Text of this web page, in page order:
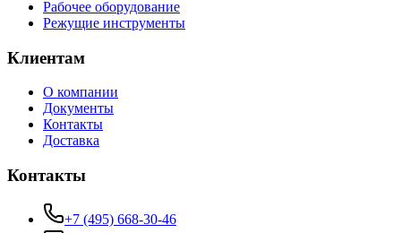
Рабочее оборудование
Режущие инструменты
Клиентам
О компании
Документы
Контакты
Доставка
Контакты
+7 (495) 668-30-46